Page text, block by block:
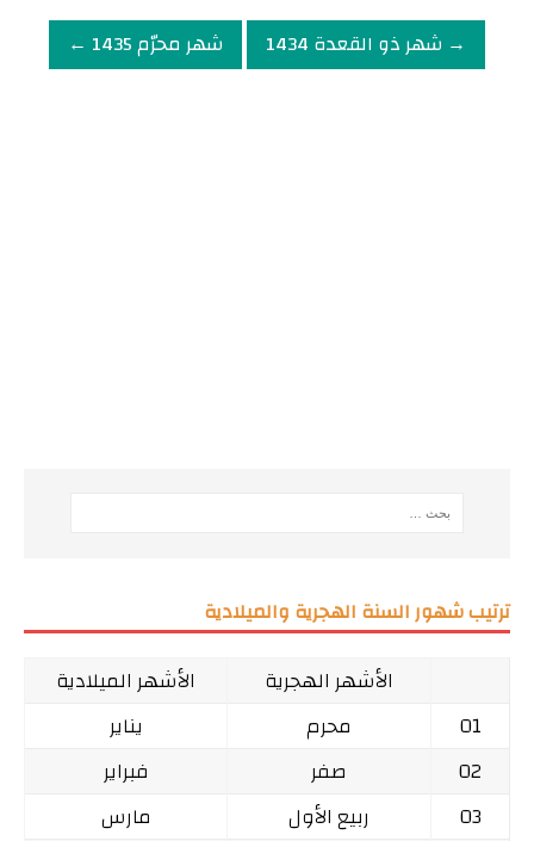
→ شهر ذو القعدة 1434
شهر محرّم 1435 ←
ترتيب شهور السنة الهجرية والميلادية
الأشهر الهجرية
الأشهر الميلادية
01
محرم
يناير
02
صفر
فبراير
03
ربيع الأول
مارس